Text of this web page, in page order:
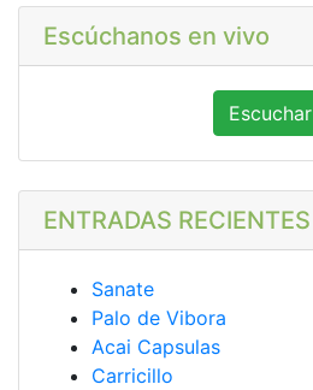
Escúchanos en vivo
Escuchar
ENTRADAS RECIENTES
Sanate
Palo de Vibora
Acai Capsulas
Carricillo